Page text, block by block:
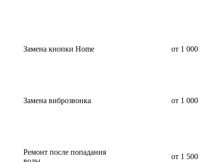
Замена кнопки Home от 1 000
Замена виброзвонка от 1 000
Ремонт после попадания
от 1 500